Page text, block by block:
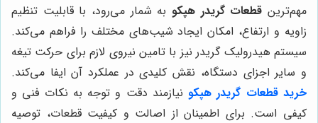
مهم‌ترین قطعات گریدر هپکو به شمار می‌رود، با قابلیت تنظیم
زاویه و ارتفاع، امکان ایجاد شیب‌های مختلف را فراهم می‌کند.
سیستم هیدرولیک گریدر نیز با تامین نیروی لازم برای حرکت تیغه
و سایر اجزای دستگاه، نقش کلیدی در عملکرد آن ایفا می‌کند.
خرید قطعات گریدر هپکونیازمند دقت و توجه به نکات فنی و
کیفی است. برای اطمینان از اصالت و کیفیت قطعات، توصیه